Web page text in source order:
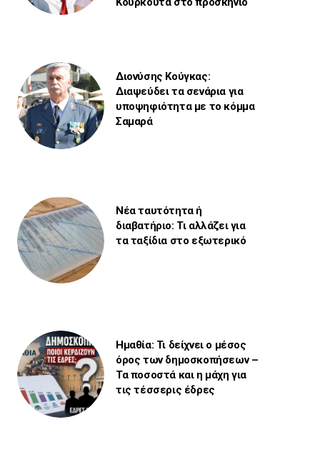
Διονύσης Κούγκας:
Διαψεύδει τα σενάρια για
υποψηφιότητα με το κόμμα
Σαμαρά
Νέα ταυτότητα ή
διαβατήριο: Τι αλλάζει για
τα ταξίδια στο εξωτερικό
Ημαθία: Τι δείχνει ο μέσος
όρος των δημοσκοπήσεων –
Τα ποσοστά και η μάχη για
τις τέσσερις έδρες